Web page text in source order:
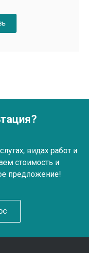
видах работ и
стоимость и
предложение!